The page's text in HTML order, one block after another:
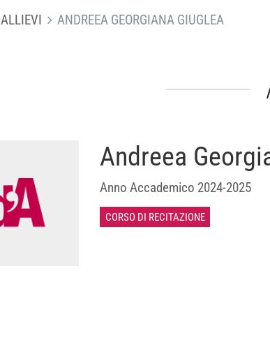
ALLIEVI ANDREEA GEORGIANA GIUGLEA
Andreea
Anno Accademico 2024-2025
CORSO DI RECITAZIONE